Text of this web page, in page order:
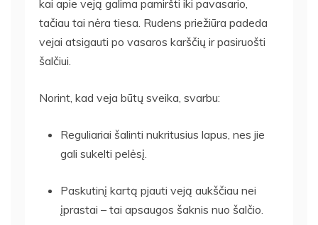
kai apie veją galima pamiršti iki pavasario,
tačiau tai nėra tiesa. Rudens priežiūra padeda
vejai atsigauti po vasaros karščių ir pasiruošti
šalčiui.
Norint, kad veja būtų sveika, svarbu:
Reguliariai šalinti nukritusius lapus, nes jie
gali sukelti pelėsį.
Paskutinį kartą pjauti veją aukščiau nei
įprastai – tai apsaugos šaknis nuo šalčio.